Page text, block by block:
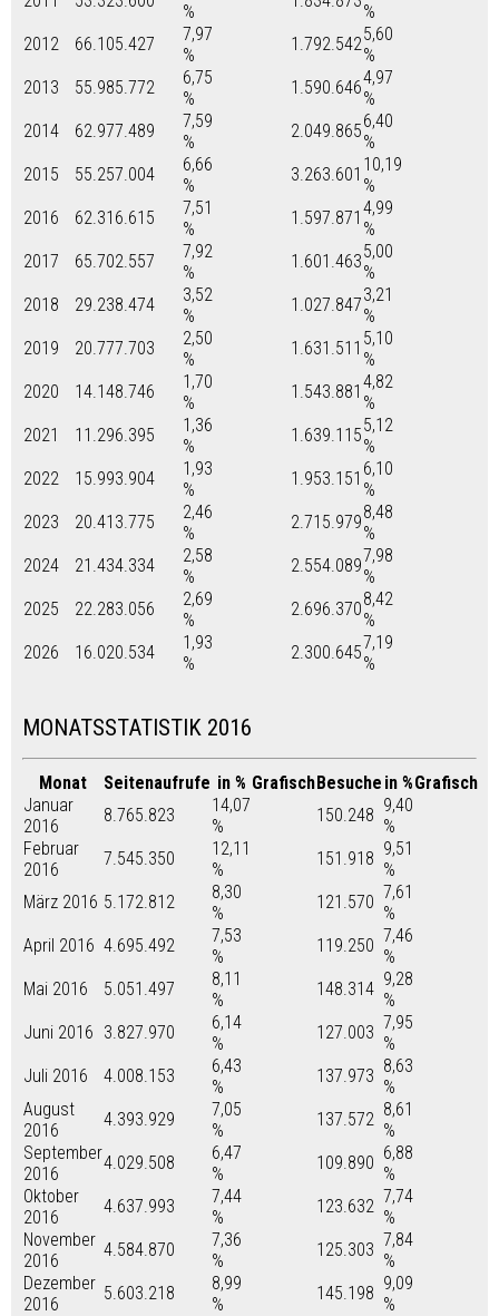
%
%
2012
66.105.427
7,97
%
1.792.5425,60
%
2013
55.985.772
6,75
%
1.590.6464,97
%
2014
62.977.489
7,59
%
2.049.8656,40
%
2015
55.257.004
6,66
%
3.263.601 10,19
%
2016
62.316.615
7,51
%
1.597.871 4,99
%
2017
65.702.557
7,92
%
1.601.4635,00
%
2018
29.238.474
3,52
%
1.027.8473,21
%
2019
20.777.703
2,50
%
1.631.511 5,10
%
2020
14.148.746
1,70
%
1.543.881 4,82
%
2021
11.296.395
1,36
%
1.639.1155,12
%
2022
15.993.904
1,93
%
1.953.151 6,10
%
2023
20.413.775
2,46
%
2.715.9798,48
%
2024
21.434.334
2,58
%
2.554.0897,98
%
2025
22.283.056
2,69
%
2.696.3708,42
%
2026
16.020.534
1,93
%
2.300.6457,19
%
MONATSSTATISTIK 2016
Monat Seitenaufrufe in % GrafischBesuche in %Grafisch
Januar
2016
8.765.823
14,07
%
150.248 9,40
%
Februar
2016
7.545.350
12,11
%
151.918 9,51
%
März 2016 5.172.812
8,30
%
121.570 7,61
%
April 2016 4.695.492
7,53
%
119.250 7,46
%
Mai 2016
5.051.497
8,11
%
148.314 9,28
%
Juni 2016 3.827.970
6,14
%
127.003 7,95
%
Juli 2016
4.008.153
6,43
%
137.973 8,63
%
August
2016
4.393.929
7,05
%
137.572 8,61
%
September
2016
4.029.508
6,47
%
109.890 6,88
%
Oktober
2016
4.637.993
7,44
%
123.632 7,74
%
November
2016
4.584.870
7,36
%
125.303 7,84
%
Dezember
2016
5.603.218
8,99
%
145.198 9,09
%